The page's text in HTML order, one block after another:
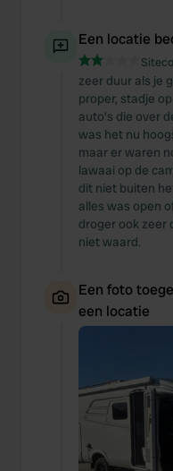
Een locatie
zeer duur als je
proper, stadje
auto’s die over
was het nu
maar er waren
lawaai op de
dit niet buiten
alles was open
droger ook zeer
niet waard.
Een foto
een locatie